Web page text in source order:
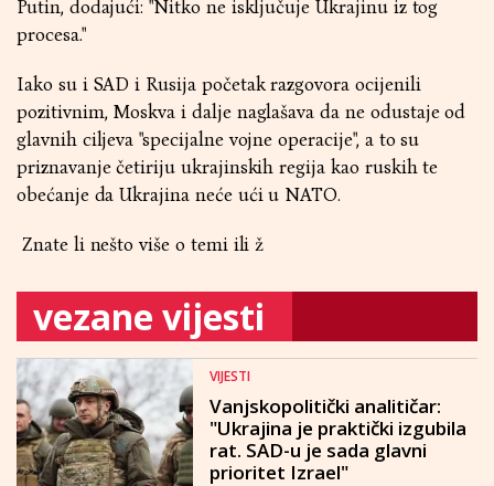
Putin, dodajući: "Nitko ne isključuje Ukrajinu iz tog
procesa."
Iako su i SAD i Rusija početak razgovora ocijenili
pozitivnim, Moskva i dalje naglašava da ne odustaje od
glavnih ciljeva "specijalne vojne operacije", a to su
priznavanje četiriju ukrajinskih regija kao ruskih te
obećanje da Ukrajina neće ući u NATO.
Znate li nešto više o temi ili ž
vezane vijesti
VIJESTI
Vanjskopolitički analitičar:
"Ukrajina je praktički izgubila
rat. SAD-u je sada glavni
prioritet Izrael"